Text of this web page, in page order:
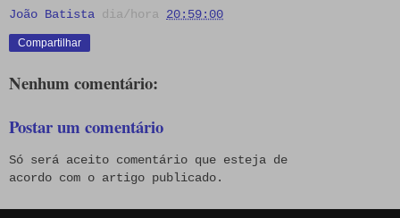
João Batista dia/hora 20:59:00
Compartilhar
Nenhum comentário:
Postar um comentário
Só será aceito comentário que esteja de
acordo com o artigo publicado.